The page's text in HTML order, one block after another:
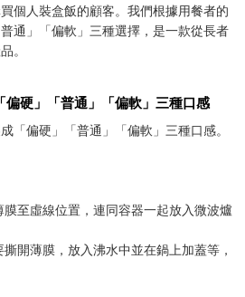
個人裝盒飯的顧客。我們根據用餐者的
通」「偏軟」三種選擇，是一款從長者
。
硬」「普通」「偏軟」三種口感
「偏硬」「普通」「偏軟」三種口感。
膜至虛線位置，連同容器一起放入微波爐
撕開薄膜，放入沸水中並在鍋上加蓋等，